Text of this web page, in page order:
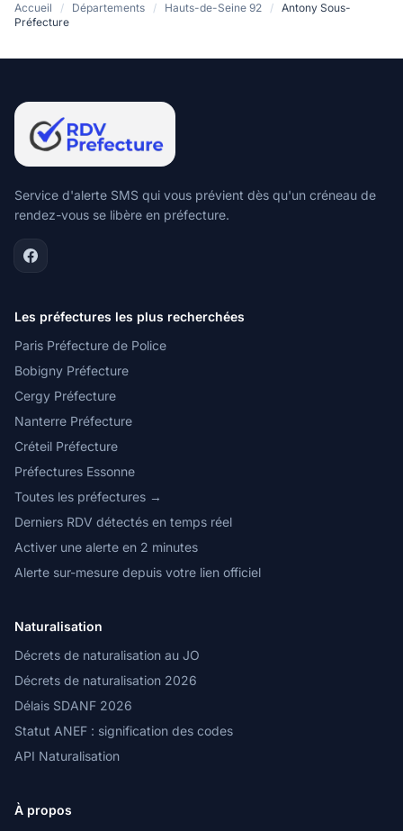
Accueil / Départements / Hauts-de-Seine 92 / Antony Sous-
Préfecture
Service d'alerte SMS qui vous prévient dès qu'un créneau de
rendez-vous se libère en préfecture.
Les préfectures les plus recherchées
Paris Préfecture de Police
Bobigny Préfecture
Cergy Préfecture
Nanterre Préfecture
Créteil Préfecture
Préfectures Essonne
Toutes les préfectures →
Derniers RDV détectés en temps réel
Activer une alerte en 2 minutes
Alerte sur-mesure depuis votre lien officiel
Naturalisation
Décrets de naturalisation au JO
Décrets de naturalisation 2026
Délais SDANF 2026
Statut ANEF : signification des codes
API Naturalisation
À propos